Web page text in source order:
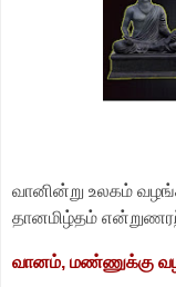
வானின்று உலகம்
தானமிழ்தம் என்றுணரற்
வானம், மண்ணுக்கு